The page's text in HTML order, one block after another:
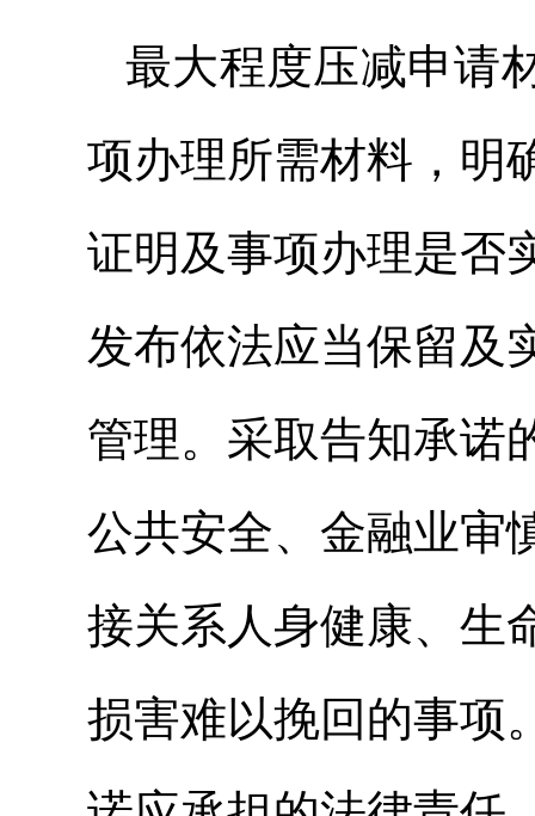
最大程度压减申请
项办理所需材料，明
证明及事项办理是否
发布依法应当保留及
管理。采取告知承诺
公共安全、金融业审
接关系人身健康、生
损害难以挽回的事项